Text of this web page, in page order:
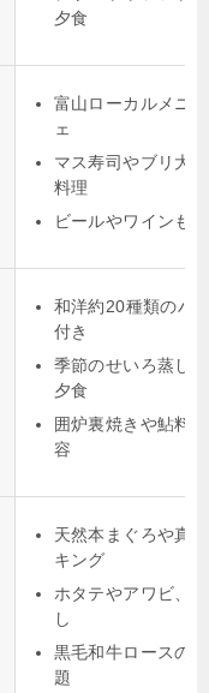
夕食
富山ローカルメニ
ェ
マス寿司やブリ大
料理
ビールやワインも
和洋約20種類のハ
付き
季節のせいろ蒸し
夕食
囲炉裏焼きや鮎料
容
天然本まぐろや真
キング
ホタテやアワビ、
し
黒毛和牛ロースの
題